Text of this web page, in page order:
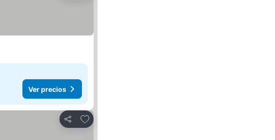
Ver precios
Compartir
Agregar a favoritos